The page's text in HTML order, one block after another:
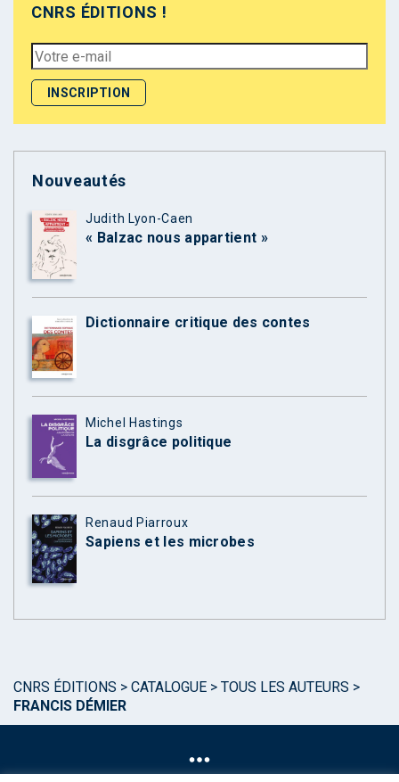
CNRS ÉDITIONS !
Nouveautés
Judith Lyon-Caen
« Balzac nous appartient »
Dictionnaire critique des contes
Michel Hastings
La disgrâce politique
Renaud Piarroux
Sapiens et les microbes
CNRS ÉDITIONS > CATALOGUE > TOUS LES AUTEURS >
FRANCIS DÉMIER